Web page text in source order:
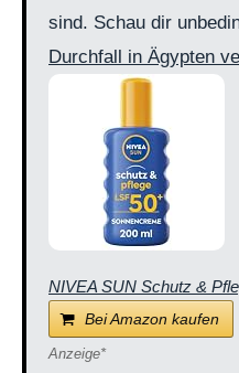
sind. Schau dir
Durchfall in Ägypten
NIVEA SUN Schutz &
Bei Amazon kaufen